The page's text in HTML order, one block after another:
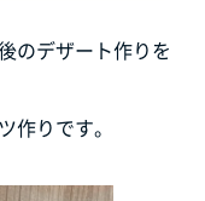
のデザート作りを
作りです。